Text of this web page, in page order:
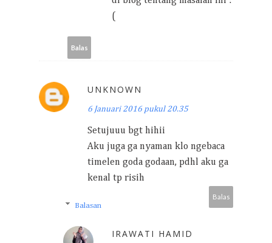
(
Balas
UNKNOWN
6 Januari 2016 pukul 20.35
Setujuuu bgt hihii
Aku juga ga nyaman klo ngebaca
timelen goda godaan, pdhl aku ga
kenal tp risih
Balas
Balasan
IRAWATI HAMID